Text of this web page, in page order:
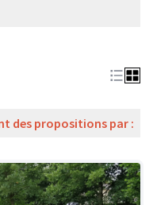
des propositions par :